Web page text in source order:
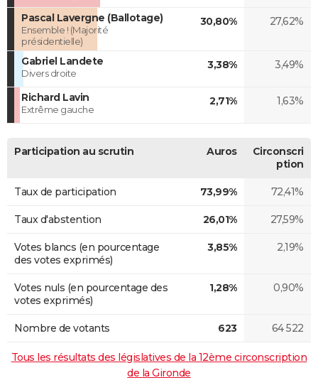
Pascal Lavergne (Ballotage)
Ensemble ! (Majorité
présidentielle)
30,80% 27,62%
Gabriel Landete
Divers droite
3,38% 3,49%
Richard Lavin
Extrême gauche
2,71% 1,63%
Participation au scrutin Auros
Circonscri
ption
Taux de participation 73,99% 72,41%
Taux d'abstention 26,01% 27,59%
Votes blancs (en pourcentage
des votes exprimés)
3,85% 2,19%
Votes nuls (en pourcentage des
votes exprimés)
1,28% 0,90%
Nombre de votants 623 64 522
Tous les résultats des législatives de la 12ème circonscription
de la Gironde